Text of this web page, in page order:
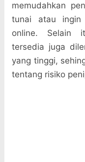
memudahkan
tunai atau ingin
online. Selain
tersedia juga
yang tinggi,
tentang risiko